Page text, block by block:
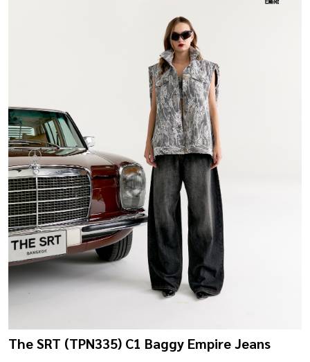
The SRT (TPN335) C1 Baggy Empire Jeans